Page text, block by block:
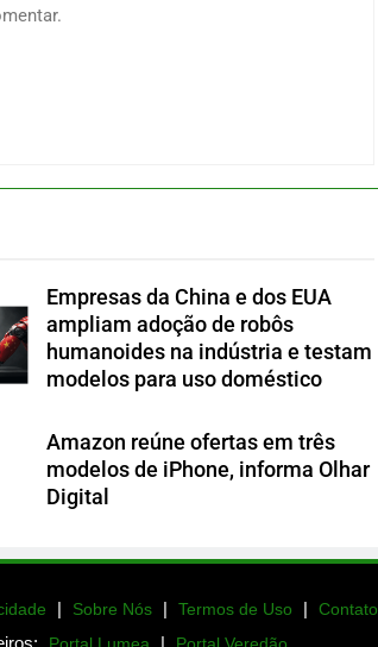
Empresas da China e dos EUA
ampliam adoção de robôs
humanoides na indústria e testam
modelos para uso doméstico
Amazon reúne ofertas em três
modelos de iPhone, informa Olhar
Digital
| Sobre Nós | Termos de Uso | Contato
|